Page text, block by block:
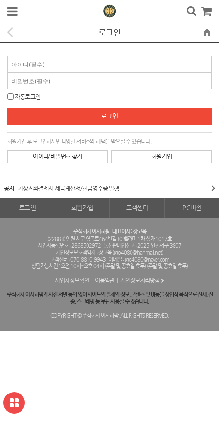
로그인
자동로그인
회원가입 후 로그인하시면 다양한 서비스와 혜택을 받으실 수 있습니다.
아이디/비밀번호 찾기 회원가입
공지 가상계좌결제시 세금계산서/현금영수증 발행
로그인 회원가입 고객센터 PC버전
주식회사 아사히팜 대표이사 : 장고옥
(22883) 인천 서구 염곡로464번길30 벨라미 1차 상가 1017호
사업자등록번호 : 2868502972 통신판매업신고 : 2025-인천서구-3807
개인정보보호책임자 : 장고옥 (jgo4080@hanmail.net)
고객센터 :070-8810-9943 이메일 : jgo4080@naver.com
상담가능시간 : 오전 10시~오후 04시 (주말 및 공휴일 휴무) (주말 및 공휴일 휴무)
사업자정보확인 이용약관 개인정보처리방침
주식회사 아사히팜의 사전 서면 동의 없이 사이트의 일체의 정보, 콘텐츠 및 UI등을 상업적 목적으로 전재, 전
송, 스크래핑 등 무단 사용할 수 없습니다.
COPYRIGHT © 주식회사 아사히팜. ALL RIGHTS RESERVED.